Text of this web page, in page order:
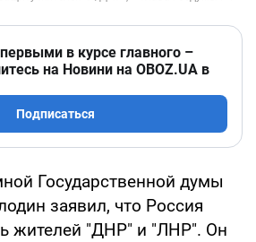
в курсе главного –
на Новини на OBOZ.UA в
Подписаться
Государственной думы
заявил, что Россия
жителей "ДНР" и "ЛНР". Он